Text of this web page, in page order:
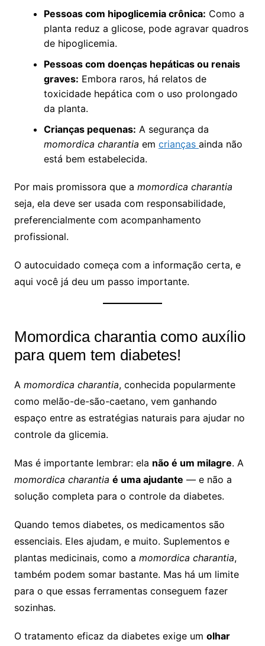
Pessoas com hipoglicemia crônica: Como a
planta reduz a glicose, pode agravar quadros
de hipoglicemia.
Pessoas com doenças hepáticas ou renais
graves: Embora raros, há relatos de
toxicidade hepática com o uso prolongado
da planta.
Crianças pequenas: A segurança da
momordica charantia em crianças ainda não
está bem estabelecida.
Por mais promissora que a momordica charantia
seja, ela deve ser usada com responsabilidade,
preferencialmente com acompanhamento
profissional.
O autocuidado começa com a informação certa, e
aqui você já deu um passo importante.
Momordica charantia como auxílio
para quem tem diabetes!
A momordica charantia, conhecida popularmente
como melão-de-são-caetano, vem ganhando
espaço entre as estratégias naturais para ajudar no
controle da glicemia.
Mas é importante lembrar: ela não é um milagre. A
momordica charantia é uma ajudante — e não a
solução completa para o controle da diabetes.
Quando temos diabetes, os medicamentos são
essenciais. Eles ajudam, e muito. Suplementos e
plantas medicinais, como a momordica charantia,
também podem somar bastante. Mas há um limite
para o que essas ferramentas conseguem fazer
sozinhas.
O tratamento eficaz da diabetes exige um olhar